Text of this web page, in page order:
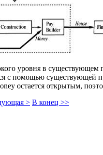
уровня в существующем
с помощью существующей
остается открытым,
> В конец >>